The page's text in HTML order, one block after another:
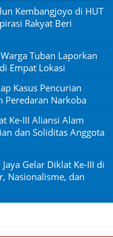
Kembangjoyo di HUT
Rakyat Beri
Tuban Laporkan
Empat Lokasi
Kasus Pencurian
Peredaran Narkoba
Ke-III Aliansi Alam
dan Soliditas Anggota
Gelar Diklat Ke-III di
Nasionalisme, dan